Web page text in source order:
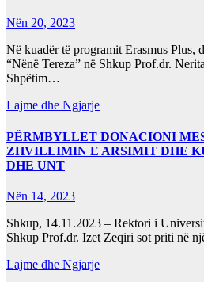
Nën 20, 2023
Në kuadër të programit Erasmus Plus,
“Nënë Tereza” në Shkup Prof.dr.
Shpëtim…
Lajme dhe Ngjarje
PËRMBYLLET DONACIONI
ZHVILLIMIN E ARSIMIT DHE
DHE UNT
Nën 14, 2023
Shkup, 14.11.2023 – Rektori i
Shkup Prof.dr. Izet Zeqiri sot priti në
Lajme dhe Ngjarje